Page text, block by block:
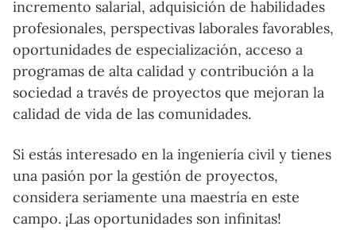
incremento salarial, adquisición de habilidades
profesionales, perspectivas laborales favorables,
oportunidades de especialización, acceso a
programas de alta calidad y contribución a la
sociedad a través de proyectos que mejoran la
calidad de vida de las comunidades.
Si estás interesado en la ingeniería civil y tienes
una pasión por la gestión de proyectos,
considera seriamente una maestría en este
campo. ¡Las oportunidades son infinitas!